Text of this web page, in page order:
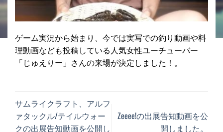
ゲーム実況から始まり、今では実写での釣り動画や料
理動画なども投稿している人気女性ユーチューバー
「じゅえりー」さんの来場が決定しました！。
サムライクラフト、アルフ
ァタックル/テイルウォー
クの出展告知動画を公開し
Zeeee!の出展告知動画を公
開しました。